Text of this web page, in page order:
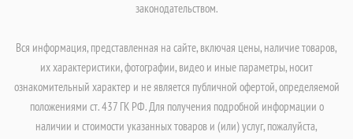
законодательством.
Вся информация, представленная на сайте, включая цены, наличие товаров,
их характеристики, фотографии, видео и иные параметры, носит
ознакомительный характер и не является публичной офертой, определяемой
положениями ст. 437 ГК РФ. Для получения подробной информации о
наличии и стоимости указанных товаров и (или) услуг, пожалуйста,